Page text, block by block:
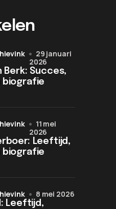
Berk: Succes,
biografie
29 januari
2026
Leeftijd,
biografie
11 mei
2026
Leeftijd,
8 mei 2026